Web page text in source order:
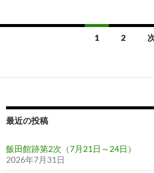
ナ
ゲ
ー
シ
1 2
最近の投稿
飯田館跡第2次（7月21日～24日）
2026年7月31日